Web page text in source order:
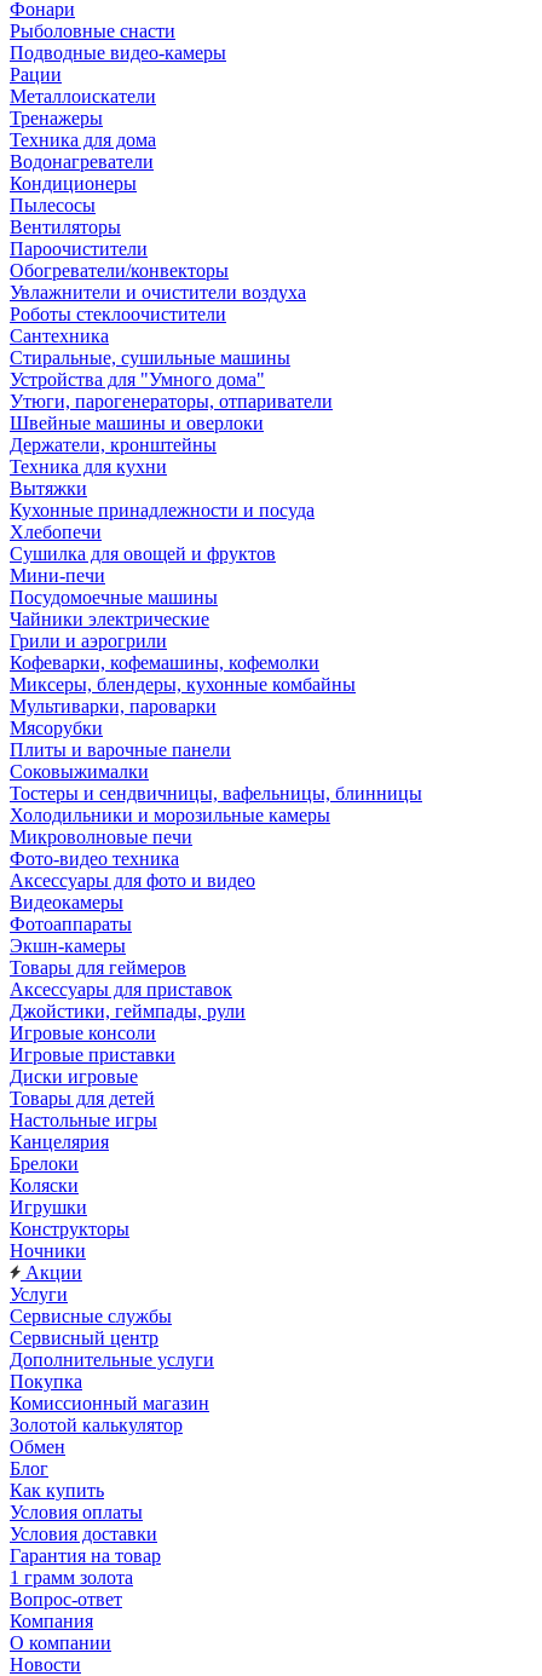
Фонари
Рыболовные снасти
Подводные видео-камеры
Рации
Металлоискатели
Тренажеры
Техника для дома
Водонагреватели
Кондиционеры
Пылесосы
Вентиляторы
Пароочистители
Обогреватели/конвекторы
Увлажнители и очистители воздуха
Роботы стеклоочистители
Сантехника
Стиральные, сушильные машины
Устройства для "Умного дома"
Утюги, парогенераторы, отпариватели
Швейные машины и оверлоки
Держатели, кронштейны
Техника для кухни
Вытяжки
Кухонные принадлежности и посуда
Хлебопечи
Сушилка для овощей и фруктов
Мини-печи
Посудомоечные машины
Чайники электрические
Грили и аэрогрили
Кофеварки, кофемашины, кофемолки
Миксеры, блендеры, кухонные комбайны
Мультиварки, пароварки
Мясорубки
Плиты и варочные панели
Соковыжималки
Тостеры и сендвичницы, вафельницы, блинницы
Холодильники и морозильные камеры
Микроволновые печи
Фото-видео техника
Аксессуары для фото и видео
Видеокамеры
Фотоаппараты
Экшн-камеры
Товары для геймеров
Аксессуары для приставок
Джойстики, геймпады, рули
Игровые консоли
Игровые приставки
Диски игровые
Товары для детей
Настольные игры
Канцелярия
Брелоки
Коляски
Игрушки
Конструкторы
Ночники
Акции
Услуги
Сервисные службы
Сервисный центр
Дополнительные услуги
Покупка
Комиссионный магазин
Золотой калькулятор
Обмен
Блог
Как купить
Условия оплаты
Условия доставки
Гарантия на товар
1 грамм золота
Вопрос-ответ
Компания
О компании
Новости